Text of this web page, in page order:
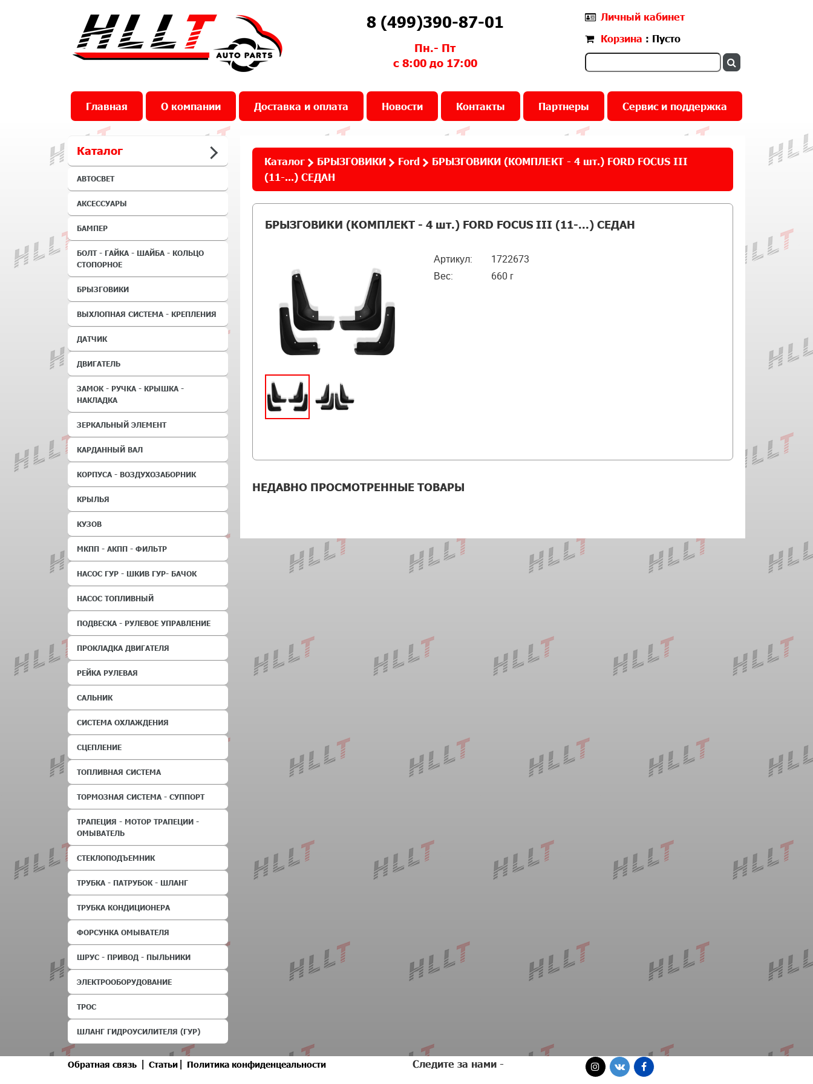
8 (499)390-87-01
Пн.- Пт
с 8:00 до 17:00
Личный кабинет
Корзина : Пусто
Главная О компании Доставка и оплата Новости Контакты Партнеры Сервис и поддержка
Каталог
АВТОСВЕТ
АКСЕССУАРЫ
БАМПЕР
БОЛТ - ГАЙКА - ШАЙБА - КОЛЬЦО
СТОПОРНОЕ
БРЫЗГОВИКИ
ВЫХЛОПНАЯ СИСТЕМА - КРЕПЛЕНИЯ
ДАТЧИК
ДВИГАТЕЛЬ
ЗАМОК - РУЧКА - КРЫШКА -
НАКЛАДКА
ЗЕРКАЛЬНЫЙ ЭЛЕМЕНТ
КАРДАННЫЙ ВАЛ
КОРПУСА - ВОЗДУХОЗАБОРНИК
КРЫЛЬЯ
КУЗОВ
МКПП - АКПП - ФИЛЬТР
НАСОС ГУР - ШКИВ ГУР- БАЧОК
НАСОС ТОПЛИВНЫЙ
ПОДВЕСКА - РУЛЕВОЕ УПРАВЛЕНИЕ
ПРОКЛАДКА ДВИГАТЕЛЯ
РЕЙКА РУЛЕВАЯ
САЛЬНИК
СИСТЕМА ОХЛАЖДЕНИЯ
СЦЕПЛЕНИЕ
ТОПЛИВНАЯ СИСТЕМА
ТОРМОЗНАЯ СИСТЕМА - СУППОРТ
ТРАПЕЦИЯ - МОТОР ТРАПЕЦИИ -
ОМЫВАТЕЛЬ
СТЕКЛОПОДЪЕМНИК
ТРУБКА - ПАТРУБОК - ШЛАНГ
ТРУБКА КОНДИЦИОНЕРА
ФОРСУНКА ОМЫВАТЕЛЯ
ШРУС - ПРИВОД - ПЫЛЬНИКИ
ЭЛЕКТРООБОРУДОВАНИЕ
ТРОС
ШЛАНГ ГИДРОУСИЛИТЕЛЯ (ГУР)
Каталог БРЫЗГОВИКИ Ford
БРЫЗГОВИКИ (КОМПЛЕКТ - 4 шт.) FORD FOCUS III
(11-...) СЕДАН
БРЫЗГОВИКИ (КОМПЛЕКТ - 4 шт.) FORD FOCUS III (11-...) СЕДАН
Артикул:
1722673
Вес:
660 г
НЕДАВНО ПРОСМОТРЕННЫЕ ТОВАРЫ
Обратная связь | Статьи | Политика конфиденцеальности Следите за нами -